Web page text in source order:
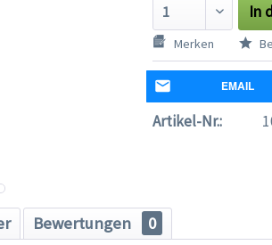
In
Merken
EMAIL
Artikel-Nr.:
Bewertungen 0